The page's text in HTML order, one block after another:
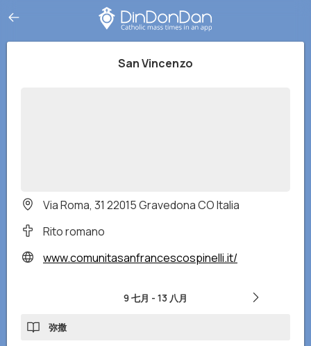
San Vincenzo
Via Roma, 31 22015 Gravedona CO Italia
Rito romano
www.comunitasanfrancescospinelli.it/
9 七月 - 13 八月
弥撒